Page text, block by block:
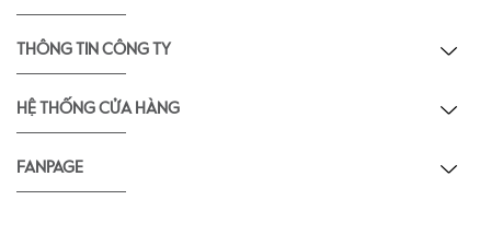
THÔNG TIN CÔNG TY
HỆ THỐNG CỬA HÀNG
FANPAGE